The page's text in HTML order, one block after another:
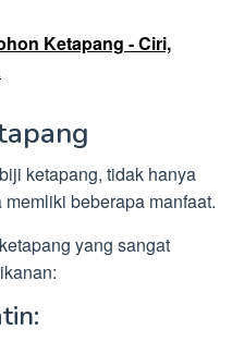
Ketapang - Ciri,
ketapang, tidak hanya
beberapa manfaat.
yang sangat